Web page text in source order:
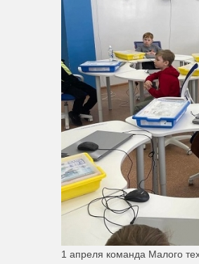
1 апреля команда Малого